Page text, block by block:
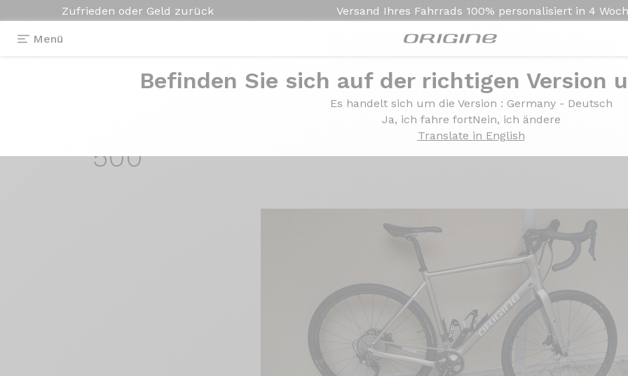
Zufrieden oder Geld zurück Versand Ihres Fahrrads 100% personalisiert in 4
Menü
Befinden Sie sich auf der richtigen Version
Es handelt sich um die Version : Germany - Deutsch
Ja, ich fahre fortNein, ich ändere
Translate in English
Erfahrungsberichte>GRAXX II Or blanc - GRX 800 - Roues Fulcrum Rapid Red 500
Or blanc - GRX 800 - Roues
500